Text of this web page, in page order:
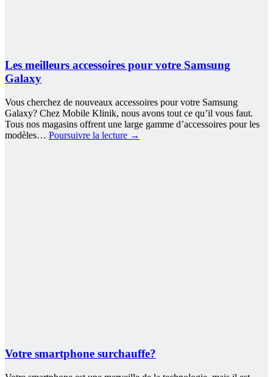
Les meilleurs accessoires pour votre Samsung
Galaxy
Vous cherchez de nouveaux accessoires pour votre Samsung
Galaxy? Chez Mobile Klinik, nous avons tout ce qu’il vous faut.
Tous nos magasins offrent une large gamme d’accessoires pour les
modèles… Poursuivre la lecture →
Votre smartphone surchauffe?